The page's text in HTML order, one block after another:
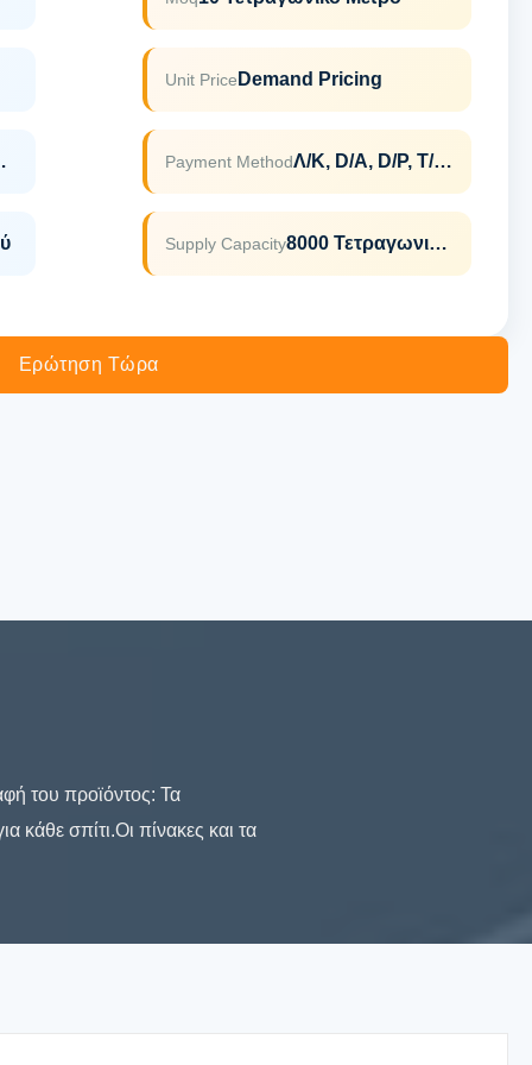
Unit Price Demand Pricing
Payment Method Λ/Κ, D/A, D/P, T/T, Western Union, MoneyGram
Supply Capacity 8000 Τετραγωνικά Μέτρα Το Μήνα
Ερώτηση Τώρα
του προϊόντος: Τα
κάθε σπίτι.Οι πίνακες και τα